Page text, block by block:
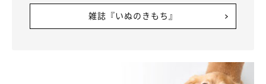
雑誌『いぬのきもち』